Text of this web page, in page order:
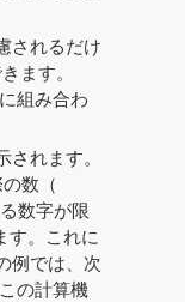
されるだけ
ます。
組み合わ
れます。
数（
数字が限
す。これに
例では、次
の計算機